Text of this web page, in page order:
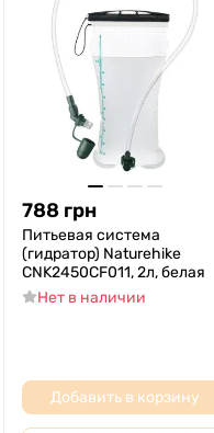
788 грн
Питьевая система
(гидратор) Naturehike
CNK2450CF011, 2л, белая
Нет в наличии
Добавить в корзину